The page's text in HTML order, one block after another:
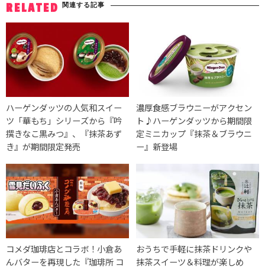
RELATED 関連する記事
ハーゲンダッツの人気和スイー
ツ「華もち」シリーズから『吟
撰きなこ黒みつ』、『抹茶あず
き』が期間限定発売
濃厚食感ブラウニーがアクセン
ト♪ハーゲンダッツから期間限
定ミニカップ『抹茶＆ブラウニ
ー』新登場
コメダ珈琲店とコラボ！小倉あ
んバターを再現した『珈琲所 コ
おうちで手軽に抹茶ドリンクや
抹茶スイーツ＆料理が楽しめ